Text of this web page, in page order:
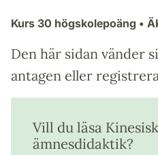
Kurs 30 högskolepoäng •
Den här sidan vänder
antagen eller
Vill du läsa
ämnesdidaktik?